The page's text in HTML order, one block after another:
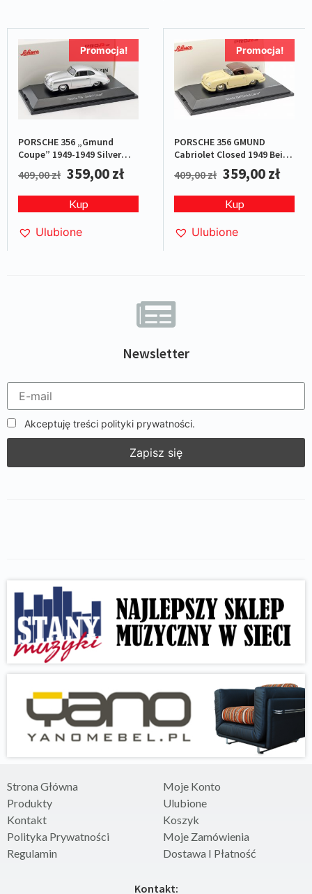
Newsletter
Akceptuję treści polityki prywatności.
Promocja!
PORSCHE 356 „Gmund
Coupe” 1949-1949 Silver
409,00zł 359,00zł
Kup
Ulubione
Promocja!
PORSCHE 356 GMUND
Cabriolet Closed 1949 Beige
409,00zł 359,00zł
Kup
Ulubione
Strona Główna
Produkty
Kontakt
Polityka Prywatności
Regulamin
Moje Konto
Ulubione
Koszyk
Moje Zamówienia
Dostawa I Płatność
Kontakt: